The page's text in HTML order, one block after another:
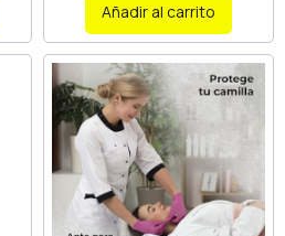
Añadir al carrito